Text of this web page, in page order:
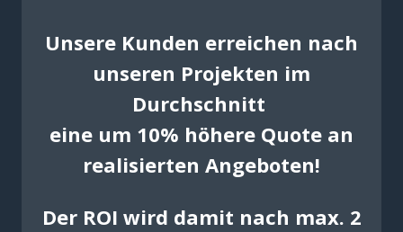
Unsere Kunden erreichen nach
unseren Projekten im
Durchschnitt
eine um 10% höhere Quote an
realisierten Angeboten!
Der ROI wird damit nach max. 2